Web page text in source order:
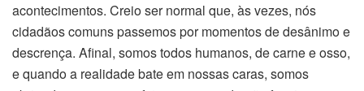
acontecimentos. Creio ser normal que, às vezes, nós
cidadãos comuns passemos por momentos de desânimo e
descrença. Afinal, somos todos humanos, de carne e osso,
e quando a realidade bate em nossas caras, somos